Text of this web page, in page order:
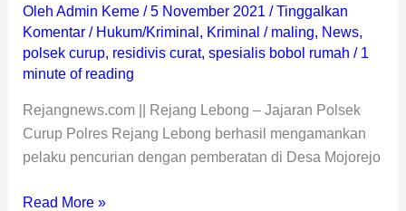
Oleh Admin Keme /5 November 2021 /Tinggalkan
Komentar / Hukum/Kriminal , Kriminal / maling, News,
polsek curup, residivis curat, spesialis bobol rumah / 1
minute of reading
Rejangnews.com || Rejang Lebong – Jajaran Polsek
Curup Polres Rejang Lebong berhasil mengamankan
pelaku pencurian dengan pemberatan di Desa Mojorejo
Read More »